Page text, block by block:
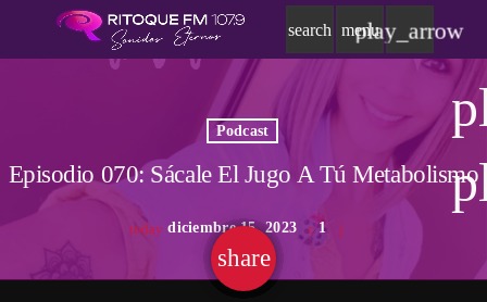
search menu
play_arrow
Podcast
Episodio 070: Sácale El Jugo A Tú Metabolismo
today diciembre 15, 2023 1
share
email